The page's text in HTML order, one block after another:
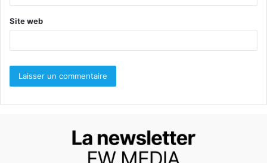
*
Site web